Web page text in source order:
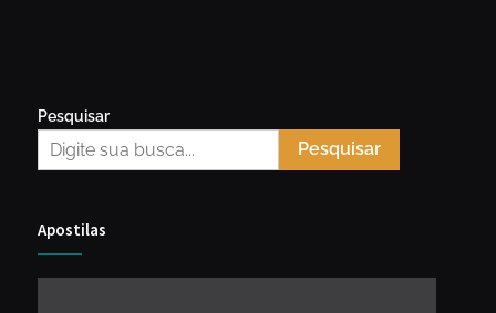
Pesquisar
Pesquisar
Apostilas